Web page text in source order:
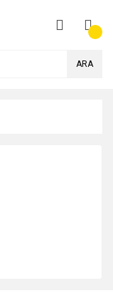
ARA